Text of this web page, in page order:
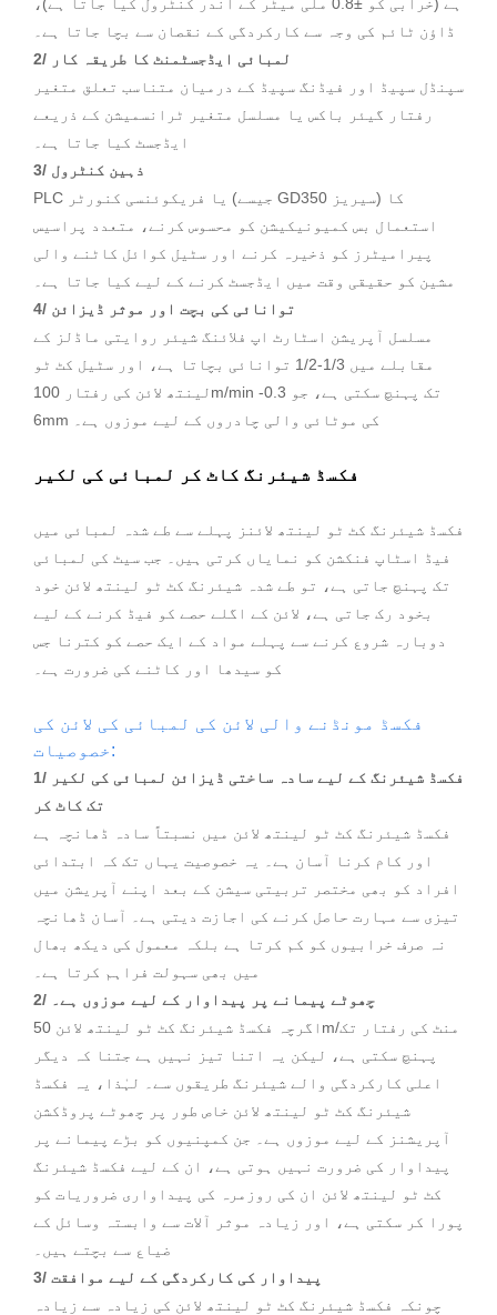
ڈاؤن ٹائم کی وجہ سے کارکردگی کے نقصان سے بچا جاتا ہے۔
2/ لمبائی ایڈجسٹمنٹ کا طریقہ کار
سپنڈل سپیڈ اور فیڈنگ سپیڈ کے درمیان متناسب تعلق متغیر
رفتار گیئر باکس یا مسلسل متغیر ٹرانسمیشن کے ذریعے
ایڈجسٹ کیا جاتا ہے۔
3/ ذہین کنٹرول
PLC یا فریکوئنسی کنورٹر (جیسے GD350 سیریز) کا
استعمال بس کمیونیکیشن کو محسوس کرنے، متعدد پراسیس
پیرامیٹرز کو ذخیرہ کرنے اور سٹیل کوائل کاٹنے والی
مشین کو حقیقی وقت میں ایڈجسٹ کرنے کے لیے کیا جاتا ہے۔
4/ توانائی کی بچت اور موثر ڈیزائن
مسلسل آپریشن اسٹارٹ اپ فلائنگ شیئر روایتی ماڈلز کے
مقابلے میں 1/3-1/2 توانائی بچاتا ہے، اور سٹیل کٹ ٹو
لینتھ لائن کی رفتار 100m/min تک پہنچ سکتی ہے، جو 0.3-
6mm کی موٹائی والی چادروں کے لیے موزوں ہے۔
فکسڈ شیئرنگ کاٹ کر لمبائی کی لکیر
فکسڈ شیئرنگ کٹ ٹو لینتھ لائنز پہلے سے طے شدہ لمبائی میں
فیڈ اسٹاپ فنکشن کو نمایاں کرتی ہیں۔ جب سیٹ کی لمبائی
تک پہنچ جاتی ہے، تو طے شدہ شیئرنگ کٹ ٹو لینتھ لائن خود
بخود رک جاتی ہے، لائن کے اگلے حصے کو فیڈ کرنے کے لیے
دوبارہ شروع کرنے سے پہلے مواد کے ایک حصے کو کترنا جس
کو سیدھا اور کاٹنے کی ضرورت ہے۔
فکسڈ مونڈنے والی لائن کی لمبائی کی لائن کی
خصوصیات:
1/ فکسڈ شیئرنگ کے لیے سادہ ساختی ڈیزائن لمبائی کی لکیر
تک کاٹ کر
فکسڈ شیئرنگ کٹ ٹو لینتھ لائن میں نسبتاً سادہ ڈھانچہ ہے
اور کام کرنا آسان ہے۔ یہ خصوصیت یہاں تک کہ ابتدائی
افراد کو بھی مختصر تربیتی سیشن کے بعد اپنے آپریشن میں
تیزی سے مہارت حاصل کرنے کی اجازت دیتی ہے۔ آسان ڈھانچہ
نہ صرف خرابیوں کو کم کرتا ہے بلکہ معمول کی دیکھ بھال
میں بھی سہولت فراہم کرتا ہے۔
2/ چھوٹے پیمانے پر پیداوار کے لیے موزوں ہے۔
اگرچہ فکسڈ شیئرنگ کٹ ٹو لینتھ لائن 50m/منٹ کی رفتار تک
پہنچ سکتی ہے، لیکن یہ اتنا تیز نہیں ہے جتنا کہ دیگر
اعلی کارکردگی والے شیئرنگ طریقوں سے۔ لہٰذا، یہ فکسڈ
شیئرنگ کٹ ٹو لینتھ لائن خاص طور پر چھوٹے پروڈکشن
آپریشنز کے لیے موزوں ہے۔ جن کمپنیوں کو بڑے پیمانے پر
پیداوار کی ضرورت نہیں ہوتی ہے، ان کے لیے فکسڈ شیئرنگ
کٹ ٹو لینتھ لائن ان کی روزمرہ کی پیداواری ضروریات کو
پورا کر سکتی ہے، اور زیادہ موثر آلات سے وابستہ وسائل کے
ضیاع سے بچتے ہیں۔
3/ پیداوار کی کارکردگی کے لیے موافقت
چونکہ فکسڈ شیئرنگ کٹ ٹو لینتھ لائن کی زیادہ سے زیادہ